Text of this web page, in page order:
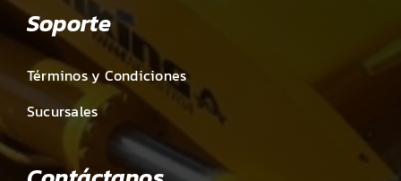
Soporte
Términos y Condiciones
Sucursales